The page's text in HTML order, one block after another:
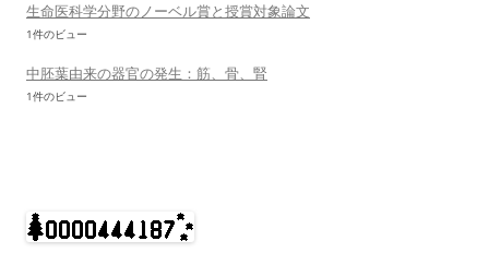
生命医科学分野のノーベル賞と授賞対象論文
1件のビュー
中胚葉由来の器官の発生：筋、骨、腎
1件のビュー